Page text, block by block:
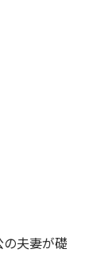
夫妻が礎